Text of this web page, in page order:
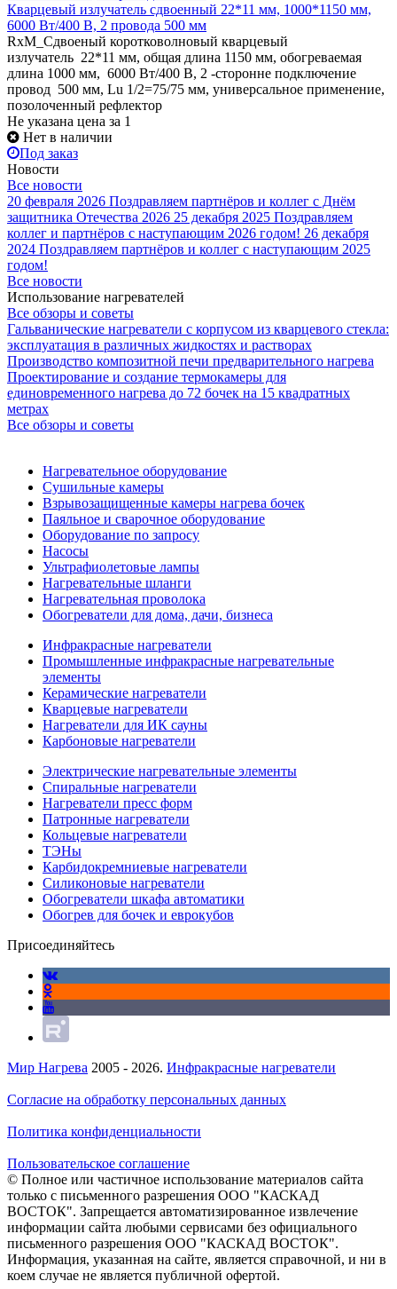
Кварцевый излучатель cдвоенный 22*11 мм, 1000*1150 мм,
6000 Вт/400 В, 2 провода 500 мм
RxM_Сдвоеный коротковолновый кварцевый
излучатель 22*11 мм, общая длина 1150 мм, обогреваемая
длина 1000 мм, 6000 Вт/400 В, 2 -сторонне подключение
провод 500 мм, Lu 1/2=75/75 мм, универсальное применение,
позолоченный рефлектор
Не указана цена за 1
Нет в наличии
Под заказ
Новости
Все новости
20 февраля 2026 Поздравляем партнёров и коллег с Днём
защитника Отечества 2026 25 декабря 2025 Поздравляем
коллег и партнёров с наступающим 2026 годом! 26 декабря
2024 Поздравляем партнёров и коллег с наступающим 2025
годом!
Все новости
Использование нагревателей
Все обзоры и советы
Гальванические нагреватели с корпусом из кварцевого стекла:
эксплуатация в различных жидкостях и растворах
Производство композитной печи предварительного нагрева
Проектирование и создание термокамеры для
единовременного нагрева до 72 бочек на 15 квадратных
метрах
Все обзоры и советы
Нагревательное оборудование
Сушильные камеры
Взрывозащищенные камеры нагрева бочек
Паяльное и сварочное оборудование
Оборудование по запросу
Насосы
Ультрафиолетовые лампы
Нагревательные шланги
Нагревательная проволока
Обогреватели для дома, дачи, бизнеса
Инфракрасные нагреватели
Промышленные инфракрасные нагревательные
элементы
Керамические нагреватели
Кварцевые нагреватели
Нагреватели для ИК сауны
Карбоновые нагреватели
Электрические нагревательные элементы
Спиральные нагреватели
Нагреватели пресс форм
Патронные нагреватели
Кольцевые нагреватели
ТЭНы
Карбидокремниевые нагреватели
Силиконовые нагреватели
Обогреватели шкафа автоматики
Обогрев для бочек и еврокубов
Присоединяйтесь
Мир Нагрева 2005 - 2026. Инфракрасные нагреватели
Согласие на обработку персональных данных
Политика конфиденциальности
Пользовательское соглашение
© Полное или частичное использование материалов сайта
только с письменного разрешения ООО "КАСКАД
ВОСТОК". Запрещается автоматизированное извлечение
информации сайта любыми сервисами без официального
письменного разрешения ООО "КАСКАД ВОСТОК".
Информация, указанная на сайте, является справочной, и ни в
коем случае не является публичной офертой.